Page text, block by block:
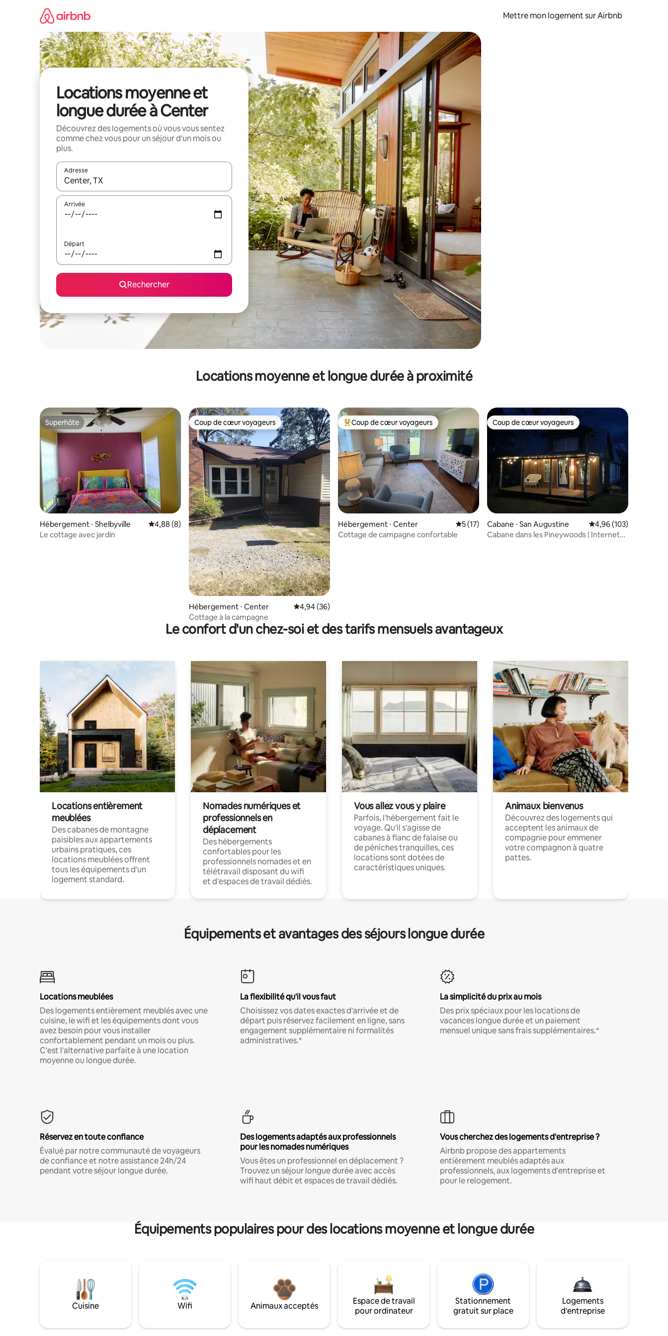
Mettre mon logement sur Airbnb
Locations moyenne et
longue durée à Center
Découvrez des logements où vous vous sentez
comme chez vous pour un séjour d'un mois ou
plus.
Adresse
Lorsque les résultats s'affichent, utilisez les flèches vers le haut et vers le bas pour les parcourir ou en appuyant et en faisant glisser.
Arrivée
Départ
Rechercher
Locations moyenne et longue durée à proximité
Superhôte
Superhôte
Hébergement ⋅ Shelbyville Évaluation moyenne sur la base de 8 commentaires : 4,88 sur 5
4,88 (8)
Le cottage avec jardin
Coup de cœur voyageurs
Coup de cœur voyageurs
Hébergement ⋅ Center Évaluation moyenne sur la base de 36 commentaires : 4,94 sur 5
4,94 (36)
Cottage à la campagne
Coups de cœur voyageurs les plus appréciés
Coup de cœur voyageurs
Hébergement ⋅ Center Évaluation moyenne sur la base de 17 commentaires : 5 sur 5
5 (17)
Cottage de campagne confortable
Coup de cœur voyageurs
Coup de cœur voyageurs
Cabane ⋅ San Augustine Évaluation moyenne
4,96 (103)
Cabane dans les Pineywoods | Internet
Le confort d'un chez-soi et des tarifs mensuels avantageux
Locations entièrement
meublées
Des cabanes de montagne
paisibles aux appartements
urbains pratiques, ces
locations meublées offrent
tous les équipements d'un
logement standard.
Nomades numériques et
professionnels en
déplacement
Des hébergements
confortables pour les
professionnels nomades et en
télétravail disposant du wifi
et d'espaces de travail dédiés.
Vous allez vous y plaire
Parfois, l'hébergement fait le
voyage. Qu'il s'agisse de
cabanes à flanc de falaise ou
de péniches tranquilles, ces
locations sont dotées de
caractéristiques uniques.
Animaux bienvenus
Découvrez des logements qui
acceptent les animaux de
compagnie pour emmener
votre compagnon à quatre
pattes.
Équipements et avantages des séjours longue durée
Locations meublées
Des logements entièrement meublés avec une
cuisine, le wifi et les équipements dont vous
avez besoin pour vous installer
confortablement pendant un mois ou plus.
C'est l'alternative parfaite à une location
moyenne ou longue durée.
La flexibilité qu'il vous faut
Choisissez vos dates exactes d'arrivée et de
départ puis réservez facilement en ligne, sans
engagement supplémentaire ni formalités
administratives.*
La simplicité du prix au mois
Des prix spéciaux pour les locations de
vacances longue durée et un paiement
mensuel unique sans frais supplémentaires.*
Réservez en toute confiance
Évalué par notre communauté de voyageurs
de confiance et notre assistance 24h/24
pendant votre séjour longue durée.
Des logements adaptés aux professionnels
pour les nomades numériques
Vous êtes un professionnel en déplacement ?
Trouvez un séjour longue durée avec accès
wifi haut débit et espaces de travail dédiés.
Vous cherchez des logements d'entreprise ?
Airbnb propose des appartements
entièrement meublés adaptés aux
professionnels, aux logements d'entreprise et
pour le relogement.
Équipements populaires pour des locations moyenne et longue durée
Cuisine Wifi Animaux acceptés
Espace de travail
pour ordinateur
Stationnement
gratuit sur place
Logements
d'entreprise